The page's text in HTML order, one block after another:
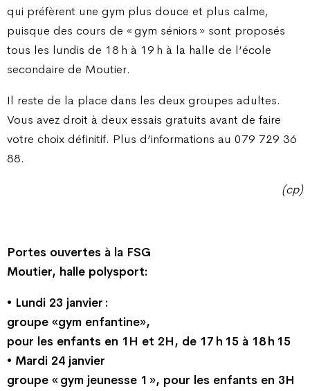
qui préfèrent une gym plus douce et plus calme,
puisque des cours de « gym séniors » sont proposés
tous les lundis de 18 h à 19 h à la halle de l’école
secondaire de Moutier.
Il reste de la place dans les deux groupes adultes.
Vous avez droit à deux essais gratuits avant de faire
votre choix définitif. Plus d’informations au 079 729 36
88.
(cp)
Portes ouvertes à la FSG
Moutier, halle polysport:
• Lundi 23 janvier :
groupe «gym enfantine»,
pour les enfants en 1H et 2H, de 17 h 15 à 18 h 15
• Mardi 24 janvier
groupe « gym jeunesse 1 », pour les enfants en 3H